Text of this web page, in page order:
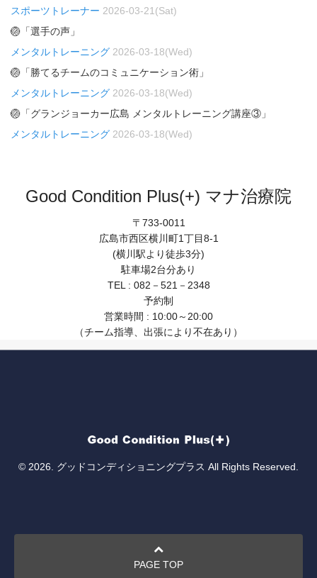
スポーツトレーナー 2026-03-21(Sat)
🏐「選手の声」
メンタルトレーニング 2026-03-18(Wed)
🏐「勝てるチームのコミュニケーション術」
メンタルトレーニング 2026-03-18(Wed)
🏐「グランジョーカー広島 メンタルトレーニング講座③」
メンタルトレーニング 2026-03-18(Wed)
Good Condition Plus(+) マナ治療院
〒733-0011
広島市西区横川町1丁目8-1
(横川駅より徒歩3分)
駐車場2台分あり
TEL : 082－521－2348
予約制
営業時間 : 10:00～20:00
（チーム指導、出張により不在あり）
© 2026. グッドコンディショニングプラス All Rights Reserved.
PAGE TOP